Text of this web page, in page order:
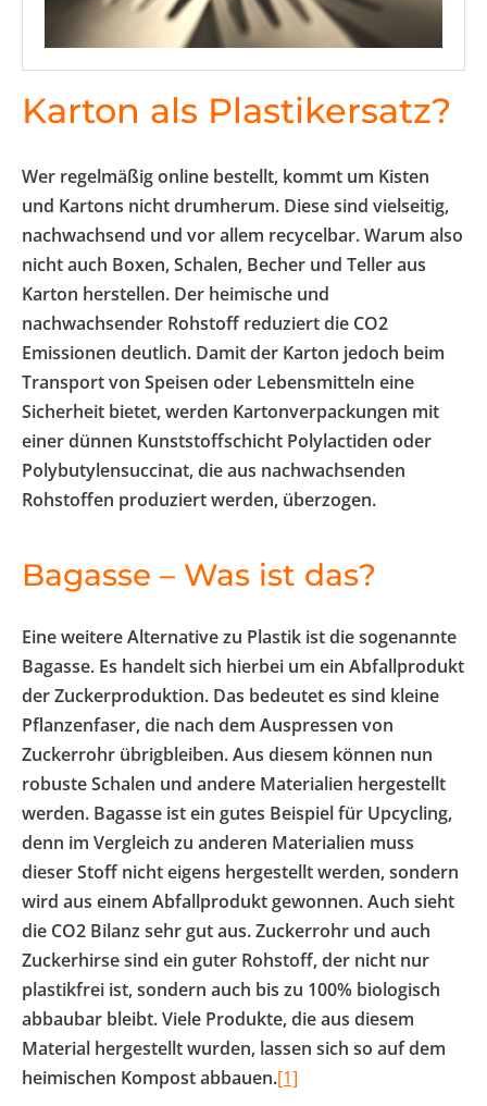
Karton als Plastikersatz?
Wer regelmäßig online bestellt, kommt um Kisten
und Kartons nicht drumherum. Diese sind vielseitig,
nachwachsend und vor allem recycelbar. Warum also
nicht auch Boxen, Schalen, Becher und Teller aus
Karton herstellen. Der heimische und
nachwachsender Rohstoff reduziert die CO2
Emissionen deutlich. Damit der Karton jedoch beim
Transport von Speisen oder Lebensmitteln eine
Sicherheit bietet, werden Kartonverpackungen mit
einer dünnen Kunststoffschicht Polylactiden oder
Polybutylensuccinat, die aus nachwachsenden
Rohstoffen produziert werden, überzogen.
Bagasse – Was ist das?
Eine weitere Alternative zu Plastik ist die sogenannte
Bagasse. Es handelt sich hierbei um ein Abfallprodukt
der Zuckerproduktion. Das bedeutet es sind kleine
Pflanzenfaser, die nach dem Auspressen von
Zuckerrohr übrigbleiben. Aus diesem können nun
robuste Schalen und andere Materialien hergestellt
werden. Bagasse ist ein gutes Beispiel für Upcycling,
denn im Vergleich zu anderen Materialien muss
dieser Stoff nicht eigens hergestellt werden, sondern
wird aus einem Abfallprodukt gewonnen. Auch sieht
die CO2 Bilanz sehr gut aus. Zuckerrohr und auch
Zuckerhirse sind ein guter Rohstoff, der nicht nur
plastikfrei ist, sondern auch bis zu 100% biologisch
abbaubar bleibt. Viele Produkte, die aus diesem
Material hergestellt wurden, lassen sich so auf dem
heimischen Kompost abbauen.[1]